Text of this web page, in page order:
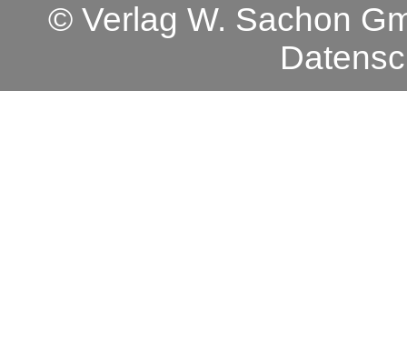
© Verlag W. Sachon